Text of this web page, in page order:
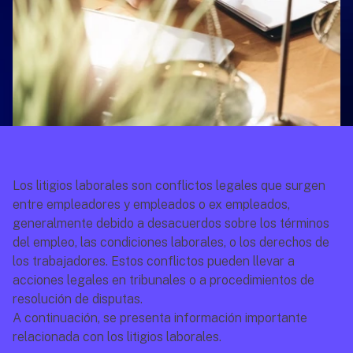
Los litigios laborales son conflictos legales que surgen
entre empleadores y empleados o ex empleados,
generalmente debido a desacuerdos sobre los términos
del empleo, las condiciones laborales, o los derechos de
los trabajadores. Estos conflictos pueden llevar a
acciones legales en tribunales o a procedimientos de
resolución de disputas.
A continuación, se presenta información importante
relacionada con los litigios laborales.